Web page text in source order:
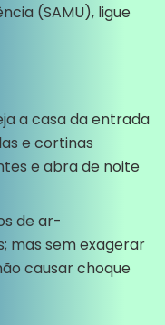
(SAMU), ligue
a casa da entrada
e cortinas
e abra de noite
de ar-
mas sem exagerar
causar choque